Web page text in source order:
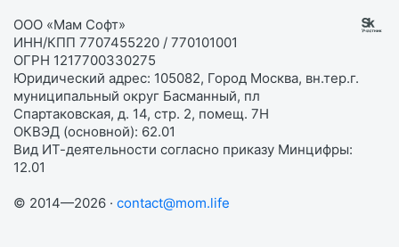
ООО «Мам Софт»
ИНН/КПП 7707455220 / 770101001
ОГРН 1217700330275
Юридический адрес: 105082, Город Москва, вн.тер.г.
муниципальный округ Басманный, пл
Спартаковская, д. 14, стр. 2, помещ. 7Н
ОКВЭД (основной): 62.01
Вид ИТ-деятельности согласно приказу Минцифры:
12.01
© 2014—2026 · contact@mom.life